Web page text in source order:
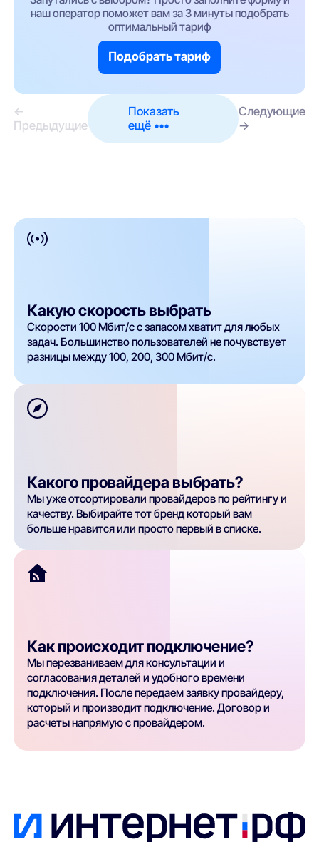
наш оператор поможет вам за 3 минуты подобрать
оптимальный тариф
Подобрать тариф
←
Предыдущие
Показать
ещё •••
Следующие
→
Какую скорость выбрать
Скорости 100 Мбит/с с запасом хватит для любых
задач. Большинство пользователей не почувствует
разницы между 100, 200, 300 Мбит/с.
Какого провайдера выбрать?
Мы уже отсортировали провайдеров по рейтингу и
качеству. Выбирайте тот бренд который вам
больше нравится или просто первый в списке.
Как происходит подключение?
Мы перезваниваем для консультации и
согласования деталей и удобного времени
подключения. После передаем заявку провайдеру,
который и производит подключение. Договор и
расчеты напрямую с провайдером.